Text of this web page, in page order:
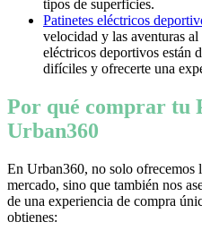
tipos de superficies.
Patinetes eléctricos
velocidad y las aventuras
eléctricos deportivos están
difíciles y ofrecerte una
Por qué comprar tu
Urban360
En Urban360, no solo ofrecemos
mercado, sino que también nos
de una experiencia de compra
obtienes: